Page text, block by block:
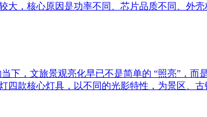
大，核心原因是功率不同、芯片品质不同、外壳
下，文旅景观亮化早已不是简单的 “照亮”，
四款核心灯具，以不同的光影特性，为景区、